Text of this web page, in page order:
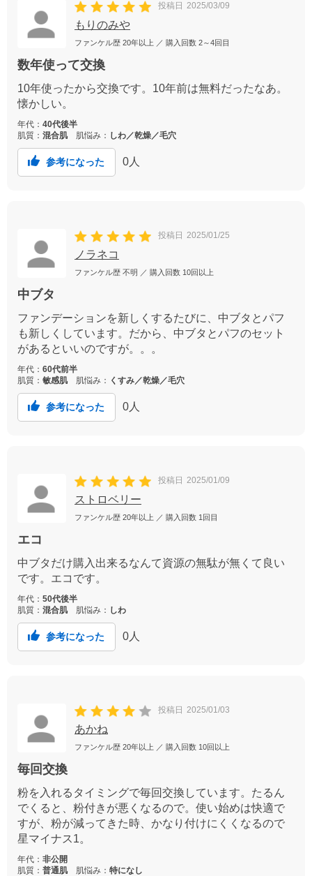
投稿日 2025/03/09
もりのみや
ファンケル歴 20年以上 ／ 購入回数 2～4回目
数年使って交換
10年使ったから交換です。10年前は無料だったなあ。
懐かしい。
年代： 40代後半
肌質： 混合肌 肌悩み： しわ／乾燥／毛穴
参考になった 0 人
投稿日 2025/01/25
ノラネコ
ファンケル歴 不明 ／ 購入回数 10回以上
中ブタ
ファンデーションを新しくするたびに、中ブタとパフ
も新しくしています。だから、中ブタとパフのセット
があるといいのですが。。。
年代： 60代前半
肌質： 敏感肌 肌悩み： くすみ／乾燥／毛穴
参考になった 0 人
投稿日 2025/01/09
ストロベリー
ファンケル歴 20年以上 ／ 購入回数 1回目
エコ
中ブタだけ購入出来るなんて資源の無駄が無くて良い
です。エコです。
年代： 50代後半
肌質： 混合肌 肌悩み： しわ
参考になった 0 人
投稿日 2025/01/03
あかね
ファンケル歴 20年以上 ／ 購入回数 10回以上
毎回交換
粉を入れるタイミングで毎回交換しています。たるん
でくると、粉付きが悪くなるので。使い始めは快適で
すが、粉が減ってきた時、かなり付けにくくなるので
星マイナス1。
年代： 非公開
肌質： 普通肌 肌悩み： 特になし